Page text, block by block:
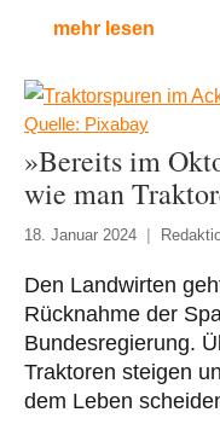
mehr lesen
Quelle: Pixabay
»Bereits im
wie man
18. Januar 2024
Den Landwirten
Rücknahme der
Bundesregierung.
Traktoren steigen
dem Leben